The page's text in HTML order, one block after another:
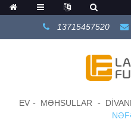
13715457520
EV MƏHSULLAR